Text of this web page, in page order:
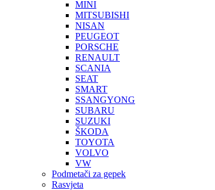
MINI
MITSUBISHI
NISAN
PEUGEOT
PORSCHE
RENAULT
SCANIA
SEAT
SMART
SSANGYONG
SUBARU
SUZUKI
ŠKODA
TOYOTA
VOLVO
VW
Podmetači za gepek
Rasvjeta